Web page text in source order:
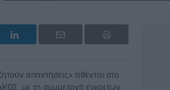
απαντήσεις» τίθενται στο
με τη συμμετοχή έγκριτων